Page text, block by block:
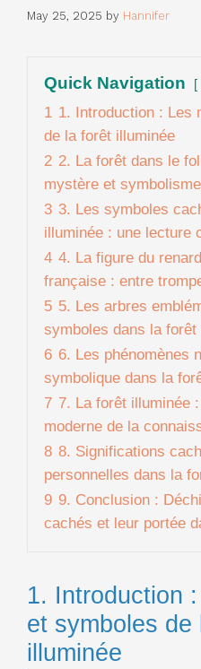
May 25, 2025 by Hannifer
Quick Navigation
1 1. Introduction : Les
de la forêt illuminée
2 2. La forêt dans le
mystère et symbolisme
3 3. Les symboles
illuminée : une lecture
4 4. La figure du
française : entre
5 5. Les arbres
symboles dans la forêt
6 6. Les phénomènes
symbolique dans la
7 7. La forêt illuminée
moderne de la
8 8. Significations
personnelles dans la
9 9. Conclusion :
cachés et leur portée
1. Introduction
et symboles de
illuminée